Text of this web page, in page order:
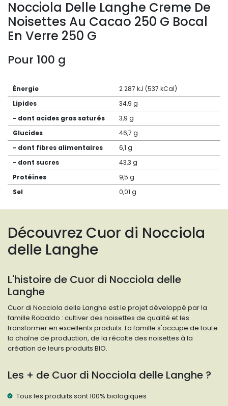
Nocciola Delle Langhe Creme De
Noisettes Au Cacao 250 G Bocal
En Verre 250 G
Pour 100 g
Énergie
2 287 kJ (537 kCal)
Lipides
34,9 g
- dont acides gras saturés
3,9 g
Glucides
46,7 g
- dont fibres alimentaires
6,1 g
- dont sucres
43,3 g
Protéines
9,5 g
Sel
0,01 g
Découvrez Cuor di Nocciola
delle Langhe
L'histoire de Cuor di Nocciola delle
Langhe
Cuor di Nocciola delle Langhe est le projet développé par la
famille Robaldo : cultiver des noisettes de qualité et les
transformer en excellents produits. La famille s'occupe de toute
la chaîne de production, de la récolte des noisettes à la
création de leurs produits BIO.
Les + de Cuor di Nocciola delle Langhe ?
Tous les produits sont 100% biologiques